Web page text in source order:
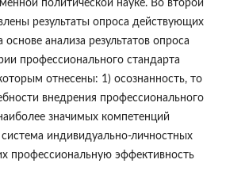
политической науке. Во второй
результаты опроса действующих
анализа результатов опроса
профессионального стандарта
отнесены: 1) осознанность, то
внедрения профессионального
значимых компетенций
индивидуально-личностных
профессиональную эффективность